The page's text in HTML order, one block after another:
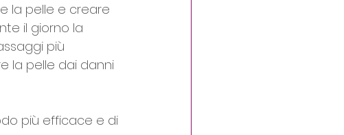
la pelle e creare
il giorno la
più
la pelle dai danni
più efficace e di